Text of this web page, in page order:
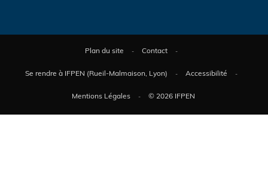
Plan du site Contact
Se rendre à IFPEN (Rueil-Malmaison, Lyon) Accessibilité
Mentions Légales © 2026 IFPEN